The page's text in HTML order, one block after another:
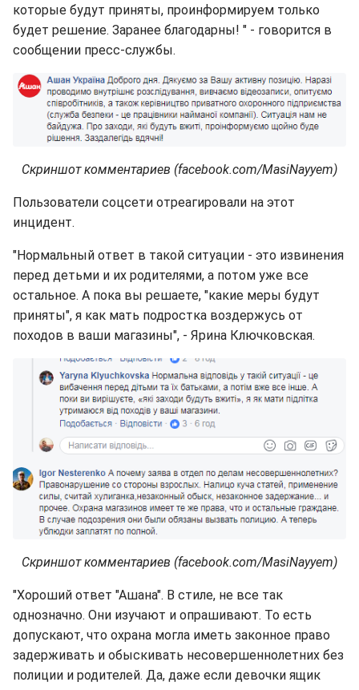
которые будут приняты, проинформируем только
будет решение. Заранее благодарны! " - говорится в
сообщении пресс-службы.
Скриншот комментариев (facebook.com/MasiNayyem)
Пользователи соцсети отреагировали на этот
инцидент.
"Нормальный ответ в такой ситуации - это извинения
перед детьми и их родителями, а потом уже все
остальное. А пока вы решаете, "какие меры будут
приняты", я как мать подростка воздержусь от
походов в ваши магазины", - Ярина Ключковская.
Скриншот комментариев (facebook.com/MasiNayyem)
"Хороший ответ "Ашана". В стиле, не все так
однозначно. Они изучают и опрашивают. То есть
допускают, что охрана могла иметь законное право
задерживать и обыскивать несовершеннолетних без
полиции и родителей. Да, даже если девочки ящик